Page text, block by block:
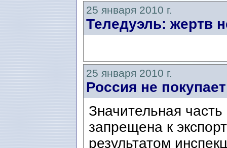
25 января 2010 г.
Теледуэль: жертв
25 января 2010 г.
Россия не
Значительная
запрещена к
результатом